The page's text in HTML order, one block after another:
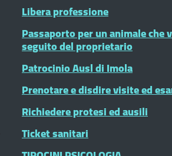
Libera professione
Passaporto per un animale che
seguito del proprietario
Patrocinio Ausl di Imola
Prenotare e disdire visite ed
Richiedere protesi ed ausili
Ticket sanitari